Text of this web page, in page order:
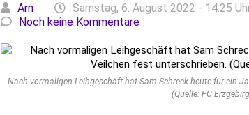
Geschrieben von
Arn am Samstag, 6. August 2022 - 14:25
Noch keine Kommentare
Nach vormaligen Leihgeschäft hat Sam Schreck heute für ein
(Quelle: FC